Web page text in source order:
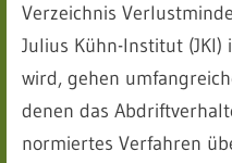
Verzeichnis
Julius Kühn-Institut
wird, gehen
denen das
normiertes Verfahren